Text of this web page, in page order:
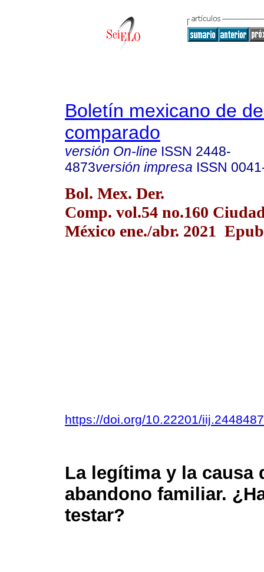
Boletín mexicano de
comparado
versión On-line ISSN 2448-
4873versión impresa ISSN
Bol. Mex. Der.
Comp. vol.54 no.160
México ene./abr. 2021
https://doi.org/10.22201/
La legítima y la causa
abandono familiar.
testar?